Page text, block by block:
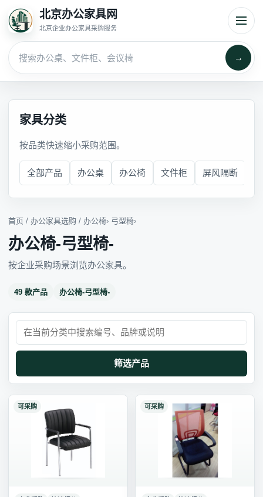
北京办公家具网
北京企业办公家具采购服务
→
家具分类
按品类快速缩小采购范围。
全部产品 办公桌 办公椅 文件柜 屏风隔断
首页 / 办公家具选购 / 办公椅› 弓型椅›
办公椅-弓型椅-
按企业采购场景浏览办公家具。
49 款产品 办公椅-弓型椅-
筛选产品
可采购 可采购